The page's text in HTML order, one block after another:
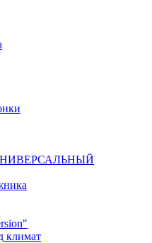
УНИВЕРСАЛЬНЫЙ
климат